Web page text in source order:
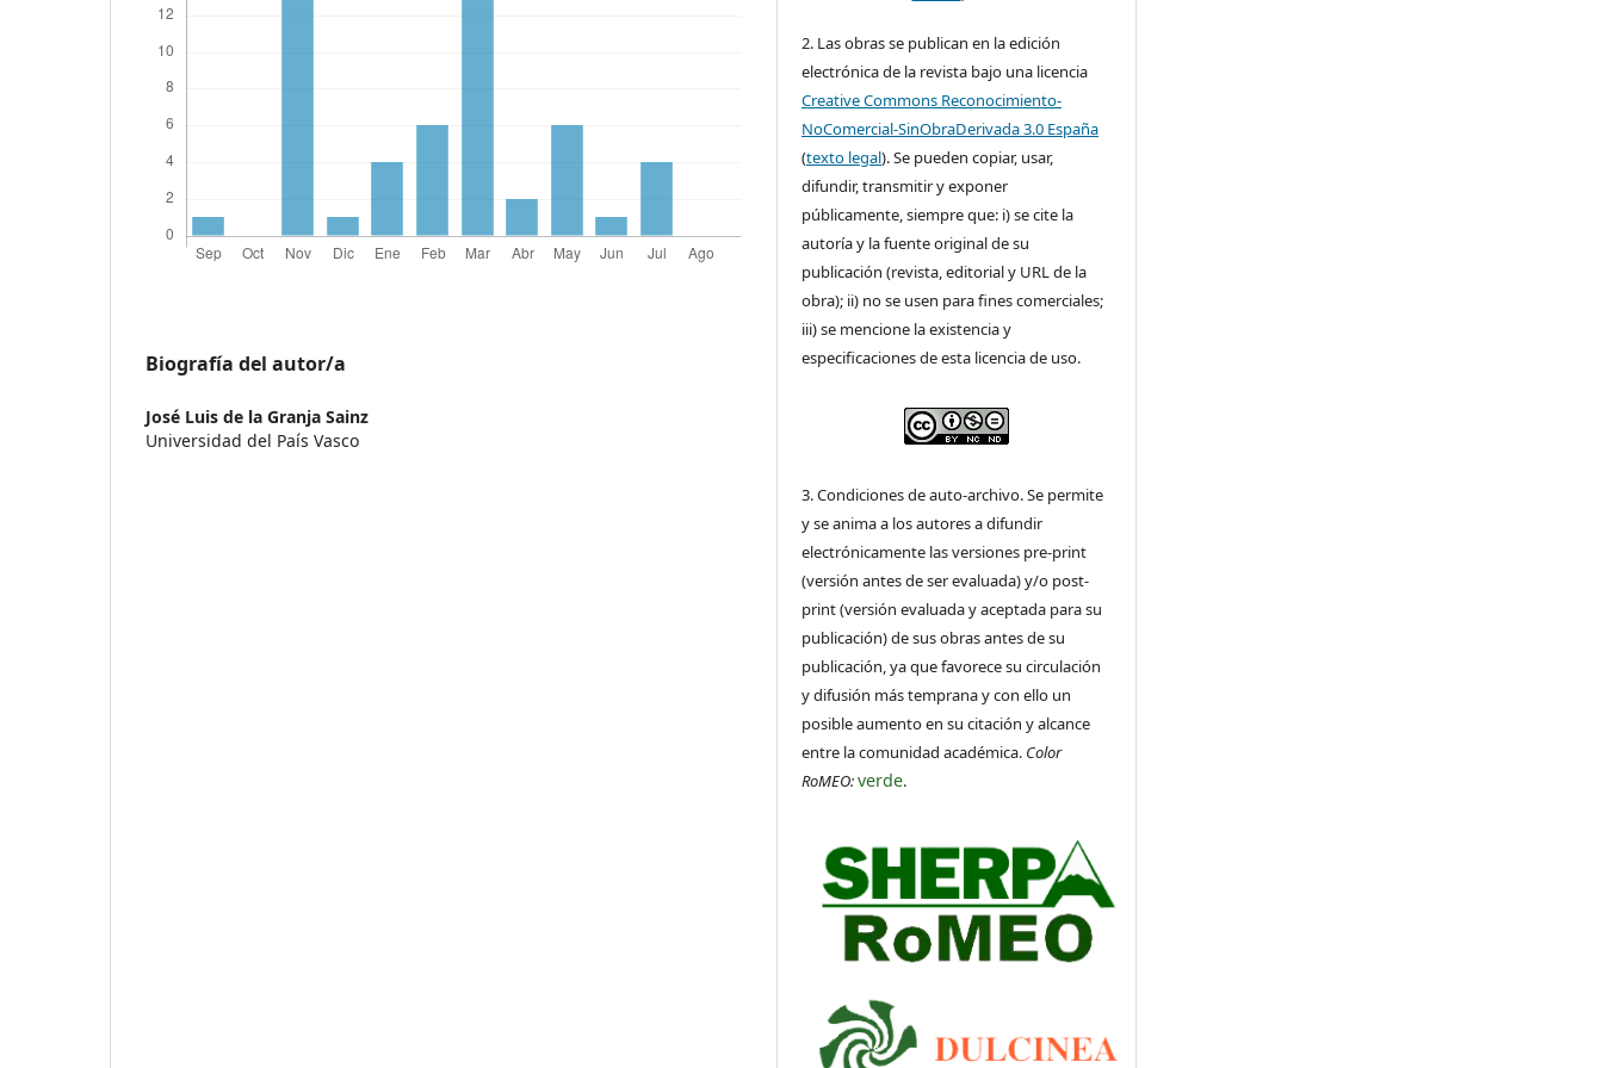
Biografía del autor/a
José Luis de la Granja Sainz
Universidad del País Vasco
2. Las obras se publican en la edición
electrónica de la revista bajo una licencia
Creative Commons Reconocimiento-
NoComercial-SinObraDerivada 3.0 España
(texto legal). Se pueden copiar, usar,
difundir, transmitir y exponer
públicamente, siempre que: i) se cite la
autoría y la fuente original de su
publicación (revista, editorial y URL de la
obra); ii) no se usen para fines comerciales;
iii) se mencione la existencia y
especificaciones de esta licencia de uso.
3. Condiciones de auto-archivo. Se permite
y se anima a los autores a difundir
electrónicamente las versiones pre-print
(versión antes de ser evaluada) y/o post-
print (versión evaluada y aceptada para su
publicación) de sus obras antes de su
publicación, ya que favorece su circulación
y difusión más temprana y con ello un
posible aumento en su citación y alcance
entre la comunidad académica. Color
RoMEO:verde.